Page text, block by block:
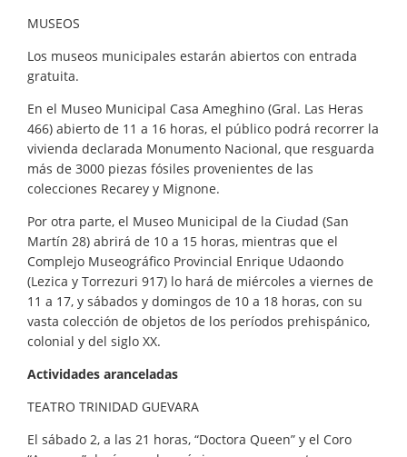
MUSEOS
Los museos municipales estarán abiertos con entrada
gratuita.
En el Museo Municipal Casa Ameghino (Gral. Las Heras
466) abierto de 11 a 16 horas, el público podrá recorrer la
vivienda declarada Monumento Nacional, que resguarda
más de 3000 piezas fósiles provenientes de las
colecciones Recarey y Mignone.
Por otra parte, el Museo Municipal de la Ciudad (San
Martín 28) abrirá de 10 a 15 horas, mientras que el
Complejo Museográfico Provincial Enrique Udaondo
(Lezica y Torrezuri 917) lo hará de miércoles a viernes de
11 a 17, y sábados y domingos de 10 a 18 horas, con su
vasta colección de objetos de los períodos prehispánico,
colonial y del siglo XX.
Actividades aranceladas
TEATRO TRINIDAD GUEVARA
El sábado 2, a las 21 horas, “Doctora Queen” y el Coro